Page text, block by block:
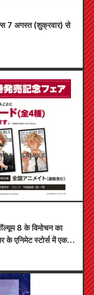
7 अगस्त (शुक्रवार) से
8 के विमोचन का
एनिमेट स्टोर्स में एक
जहाँ आप एक विशेष
4 प्रकार) प्राप्त कर